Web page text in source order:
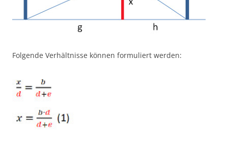
Folgende Verhältnisse können formuliert werden: